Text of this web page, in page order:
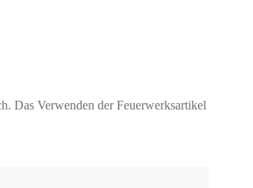
Das Verwenden der Feuerwerksartikel